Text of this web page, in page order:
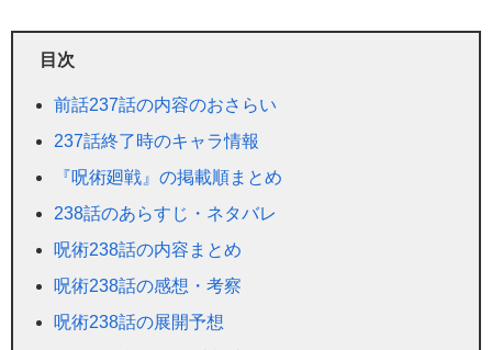
目次
前話237話の内容のおさらい
237話終了時のキャラ情報
『呪術廻戦』の掲載順まとめ
238話のあらすじ・ネタバレ
呪術238話の内容まとめ
呪術238話の感想・考察
呪術238話の展開予想